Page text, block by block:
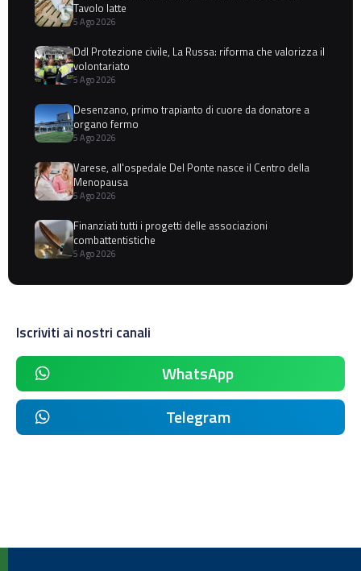
Tavolo latte
5 Ago 2026
Ddl Protezione civile, La Russa: riforma che valorizza il
volontariato
5 Ago 2026
Desenzano, primo trapianto di cuore da donatore a
organo fermo
5 Ago 2026
Varese, all'ospedale Del Ponte nasce il Centro della
Menopausa
5 Ago 2026
Finanziati tutti i progetti delle associazioni
combattentistiche
5 Ago 2026
Iscriviti ai nostri canali
WhatsApp
Telegram